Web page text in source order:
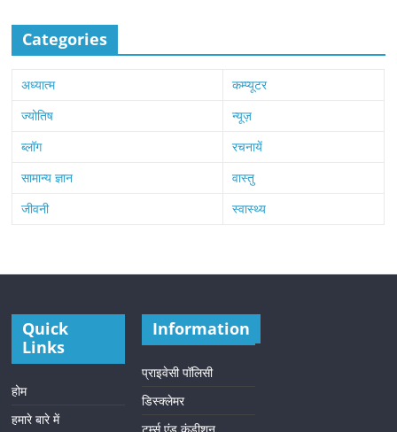
Categories
अध्यात्म
कम्प्यूटर
ज्योतिष
न्यूज़
ब्लॉग
रचनायें
सामान्य ज्ञान
वास्तु
जीवनी
स्वास्थ्य
Quick
Links
होम
हमारे बारे में
Information
प्राइवेसी पॉलिसी
डिस्क्लेमर